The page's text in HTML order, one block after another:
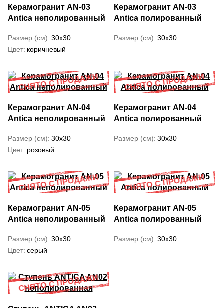
Керамогранит AN-03
Antica неполированный
Размер (см) 30x30
Цвет коричневый
Керамогранит AN-03
Antica полированный
Размер (см) 30x30
Керамогранит AN-04
Antica неполированный
Размер (см) 30x30
Цвет розовый
Керамогранит AN-04
Antica полированный
Размер (см) 30x30
Керамогранит AN-05
Antica неполированный
Размер (см) 30x30
Цвет серый
Керамогранит AN-05
Antica полированный
Размер (см) 30x30